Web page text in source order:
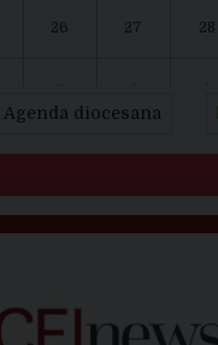
26 27 28
Agenda diocesana